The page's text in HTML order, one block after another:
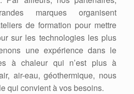
marques organisent
de formation pour mettre
sur les technologies les plus
une expérience dans le
à chaleur qui n’est plus à
air-eau, géothermique, nous
qui convient à vos besoins.